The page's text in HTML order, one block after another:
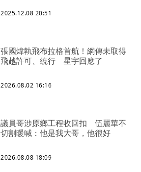
2025.12.08 20:51
張國煒執飛布拉格首航！網傳未取得
飛越許可、繞行 星宇回應了
2026.08.02 16:16
議員哥涉原鄉工程收回扣 伍麗華不
切割暖喊：他是我大哥，他很好
2026.08.08 18:09